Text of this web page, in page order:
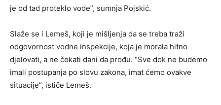
je od tad proteklo vode”, sumnja Pojskić.
Slaže se i Lemeš, koji je mišljenja da se treba traži
odgovornost vodne inspekcije, koja je morala hitno
djelovati, a ne čekati dani da prođu. “Sve dok ne budemo
imali postupanja po slovu zakona, imat ćemo ovakve
situacije”, ističe Lemeš.